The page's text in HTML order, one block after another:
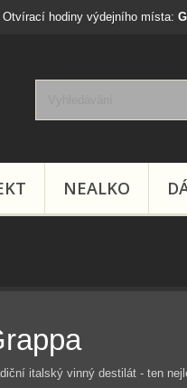
Otvírací hodiny výdejního místa:
NEALKO
italský vinný destilát - ten